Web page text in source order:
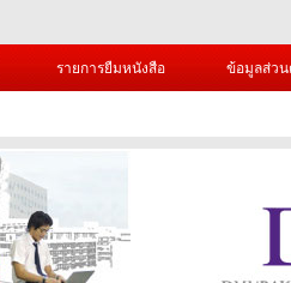
รายการยืมหนังสือ ข้อมูลส่ว